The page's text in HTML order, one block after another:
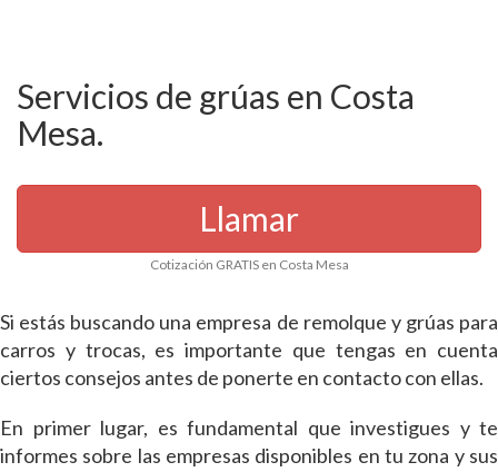
Servicios de grúas en Costa
Mesa.
Llamar
Cotización GRATIS en Costa Mesa
Si estás buscando una empresa de remolque y grúas para
carros y trocas, es importante que tengas en cuenta
ciertos consejos antes de ponerte en contacto con ellas.
En primer lugar, es fundamental que investigues y te
informes sobre las empresas disponibles en tu zona y sus